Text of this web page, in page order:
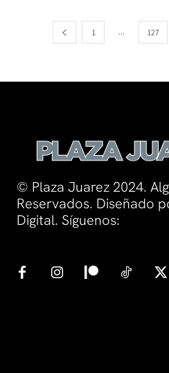
1 ... 127
© Plaza Juarez 2024.
Reservados. Diseñado
Digital. Síguenos: